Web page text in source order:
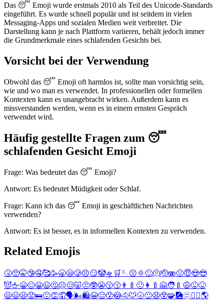
Das 😴 Emoji wurde erstmals 2010 als Teil des Unicode-Standards
eingeführt. Es wurde schnell populär und ist seitdem in vielen
Messaging-Apps und sozialen Medien weit verbreitet. Die
Darstellung kann je nach Plattform variieren, behält jedoch immer
die Grundmerkmale eines schlafenden Gesichts bei.
Vorsicht bei der Verwendung
Obwohl das 😴 Emoji oft harmlos ist, sollte man vorsichtig sein,
wie und wo man es verwendet. In professionellen oder formellen
Kontexten kann es unangebracht wirken. Außerdem kann es
missverstanden werden, wenn es in einem ernsten Gespräch
verwendet wird.
Häufig gestellte Fragen zum 😴
schlafenden Gesicht Emoji
Frage: Was bedeutet das 😴 Emoji?
Antwort: Es bedeutet Müdigkeit oder Schlaf.
Frage: Kann ich das 😴 Emoji in geschäftlichen Nachrichten
verwenden?
Antwort: Es ist besser, es in informellen Kontexten zu verwenden.
Related Emojis
🤧🥺🤫🤥🤤🥰🥳🥱😪🥲😣😏🤡🛸 🛒 🪡😗🌞🙂🫠🫡🫨🤢😇😍😎
😈🖕😁😊😀😉🤔☹️😢🐷😒🥸😬😚😙 👨‍🍼 🙁 👩‍🍼 🤗🧑‍🍼 😅😜😝
😃😄😦😡🛌😔👏🤦🗣️🌬️🛍️😭😌😯😳🐴🐭🌝😕😧😲🧩🎑🫥🤽‍♂️🌎